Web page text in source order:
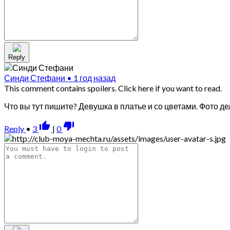
Reply
Синди Стефани • 1 год назад
This comment contains spoilers.Click here if you want to read.
Что вы тут пишите? Девушка в платье и со цветами. Фото
Reply • 3 thumb_up_alt | 0 thumb_down_alt